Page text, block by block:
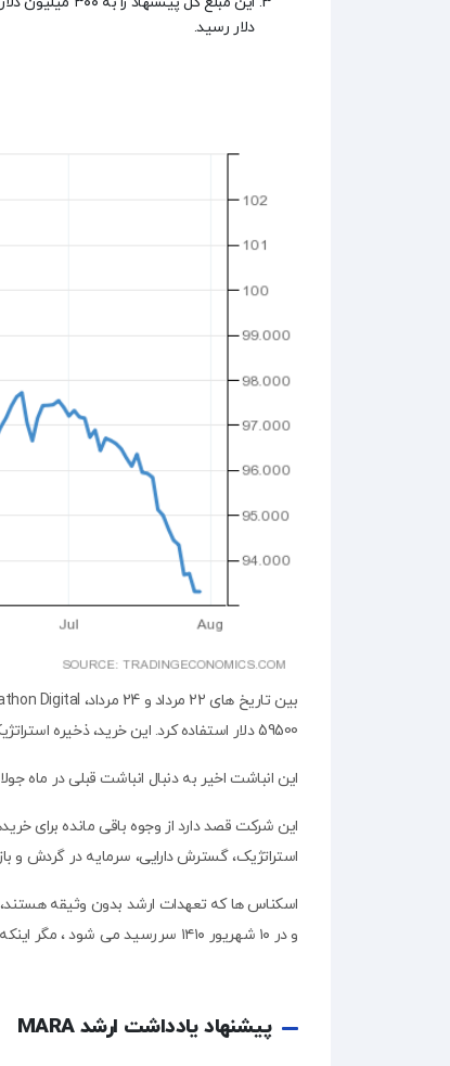
info@sanachange.com
دلار رسید.
59500 دلار استفاده کرد. این خرید، ذخیره استراتژیک بیت کوین شرکت را به بیش از 25000 بیت کوین افزایش داد.
این انباشت اخیر به دنبال انباشت قبلی در ماه جولای است که در آن شرکت ۲۲۸۲ بیت
این شرکت قصد دارد از وجوه باقی مانده برای
استراتژیک، گسترش دارایی، سرمایه در گردش و
و در ۱۰ شهریور ۱۴۱۰ سررسید می شود ، مگر اینکه با شرایط خاص، زودتر خریداری، بازخرید یا تبدیل شود.
پیشنهاد یادداشت ارشد MARA